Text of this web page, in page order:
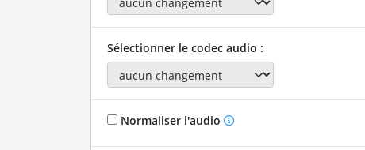
Sélectionner le codec audio :
Normaliser l'audio